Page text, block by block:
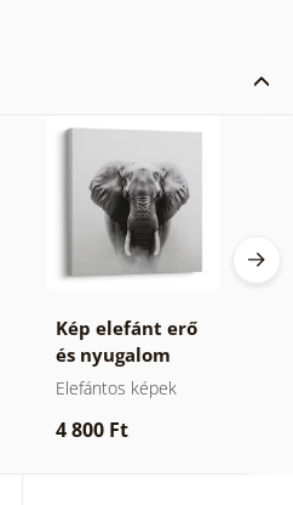
Kép elefánt erő
és nyugalom
Elefántos képek
4 800 Ft